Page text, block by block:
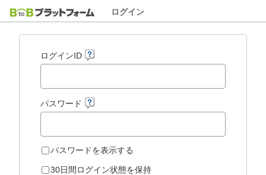
ログイン
ログインID
パスワード
パスワードを表示する
30日間ログイン状態を保持